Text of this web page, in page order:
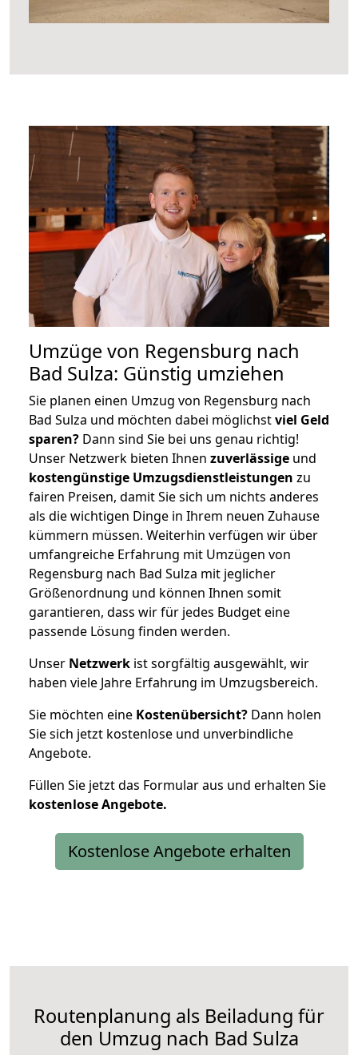
Umzüge von Regensburg nach
Bad Sulza: Günstig umziehen
Sie planen einen Umzug von Regensburg nach
Bad Sulza und möchten dabei möglichstviel Geld
sparen? Dann sind Sie bei uns genau richtig!
Unser Netzwerk bieten Ihnen zuverlässige und
kostengünstige Umzugsdienstleistungen zu
fairen Preisen, damit Sie sich um nichts anderes
als die wichtigen Dinge in Ihrem neuen Zuhause
kümmern müssen. Weiterhin verfügen wir über
umfangreiche Erfahrung mit Umzügen von
Regensburg nach Bad Sulza mit jeglicher
Größenordnung und können Ihnen somit
garantieren, dass wir für jedes Budget eine
passende Lösung finden werden.
Unser Netzwerk ist sorgfältig ausgewählt, wir
haben viele Jahre Erfahrung im Umzugsbereich.
Sie möchten eine Kostenübersicht? Dann holen
Sie sich jetzt kostenlose und unverbindliche
Angebote.
Füllen Sie jetzt das Formular aus und erhalten Sie
kostenloseAngebote.
Kostenlose Angebote erhalten
Routenplanung als Beiladung für
den Umzug nach Bad Sulza